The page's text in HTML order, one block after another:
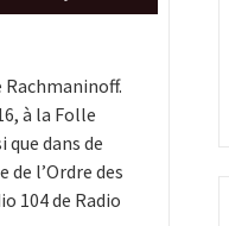
pour
augmenter
ou
diminuer
le
Rachmaninoff.
à la Folle
que dans de
l’Ordre des
104 de Radio